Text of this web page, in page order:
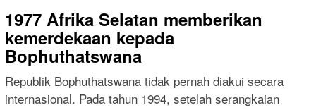
1977 Afrika Selatan memberikan
kemerdekaan kepada
Bophuthatswana
Republik Bophuthatswana tidak pernah diakui secara
internasional. Pada tahun 1994, setelah serangkaian